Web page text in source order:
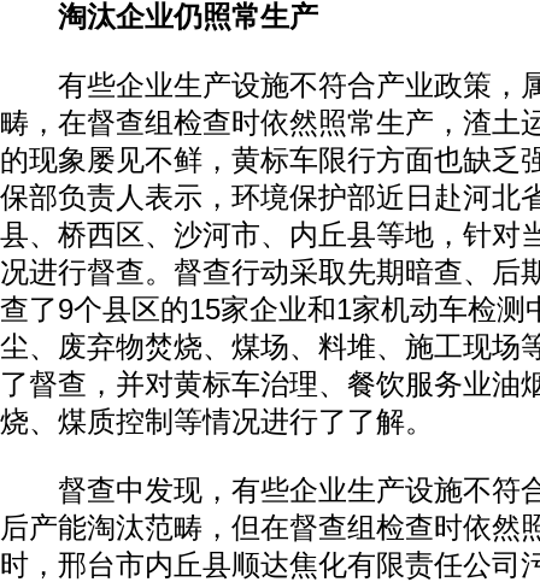
淘汰企业仍照常生产
有些企业生产设施不符合产业政策，
畴，在督查组检查时依然照常生产，渣土
的现象屡见不鲜，黄标车限行方面也缺乏
保部负责人表示，环境保护部近日赴河北
县、桥西区、沙河市、内丘县等地，针对
况进行督查。督查行动采取先期暗查、后
查了9个县区的15家企业和1家机动车检测
尘、废弃物焚烧、煤场、料堆、施工现场
了督查，并对黄标车治理、餐饮服务业油
烧、煤质控制等情况进行了了解。
督查中发现，有些企业生产设施不符
后产能淘汰范畴，但在督查组检查时依然
时，邢台市内丘县顺达焦化有限责任公司